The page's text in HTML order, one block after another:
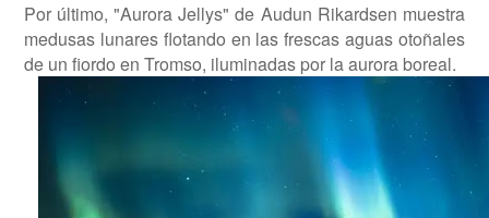
Por último, "Aurora Jellys" de Audun Rikardsen muestra
medusas lunares flotando en las frescas aguas otoñales
de un fiordo en Tromso, iluminadas por la aurora boreal.